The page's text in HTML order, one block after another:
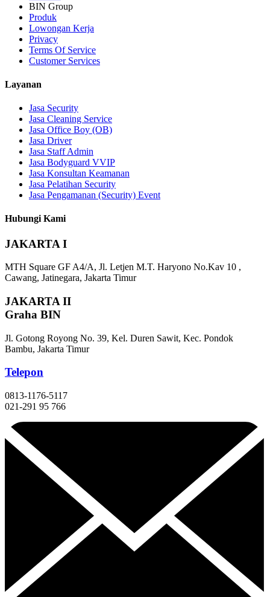
BIN Group
Produk
Lowongan Kerja
Privacy
Terms Of Service
Customer Services
Layanan
Jasa Security
Jasa Cleaning Service
Jasa Office Boy (OB)
Jasa Driver
Jasa Staff Admin
Jasa Bodyguard VVIP
Jasa Konsultan Keamanan
Jasa Pelatihan Security
Jasa Pengamanan (Security) Event
Hubungi Kami
JAKARTA I
MTH Square GF A4/A, Jl. Letjen M.T. Haryono No.Kav 10 ,
Cawang, Jatinegara, Jakarta Timur
JAKARTA II
Graha BIN
Jl. Gotong Royong No. 39, Kel. Duren Sawit, Kec. Pondok
Bambu, Jakarta Timur
Telepon
0813-1176-5117
021-291 95 766